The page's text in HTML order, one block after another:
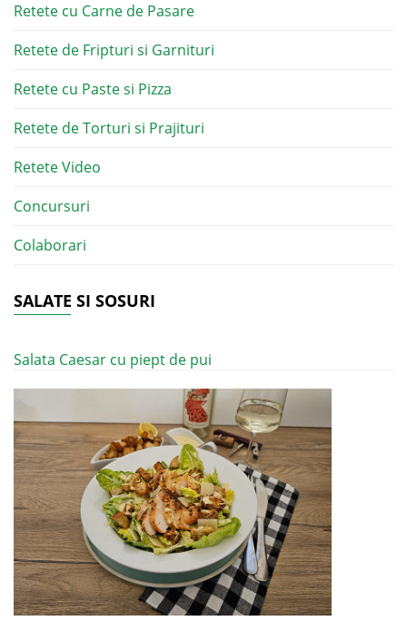
Retete cu Carne de Pasare
Retete de Fripturi si Garnituri
Retete cu Paste si Pizza
Retete de Torturi si Prajituri
Retete Video
Concursuri
Colaborari
SALATE SI SOSURI
Salata Caesar cu piept de pui